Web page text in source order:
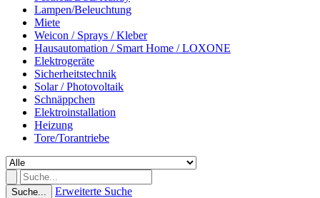
Lampen/Beleuchtung
Miete
Weicon / Sprays / Kleber
Hausautomation / Smart Home / LOXONE
Elektrogeräte
Sicherheitstechnik
Solar / Photovoltaik
Schnäppchen
Elektroinstallation
Heizung
Tore/Torantriebe
Suche... Erweiterte Suche